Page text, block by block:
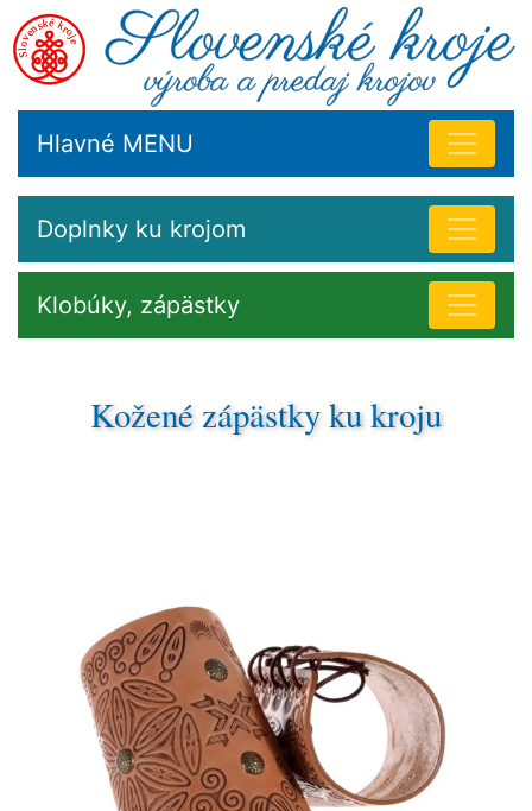
Hlavné MENU
Doplnky ku krojom
Klobúky, zápästky
Kožené zápästky ku kroju